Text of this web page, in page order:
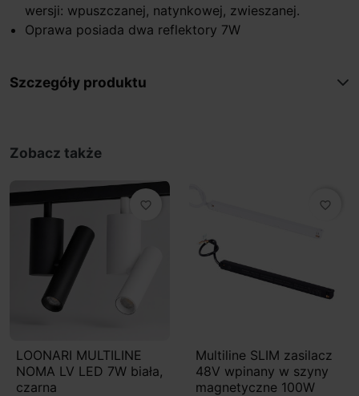
wersji: wpuszczanej, natynkowej, zwieszanej.
Oprawa posiada dwa reflektory 7W
Szczegóły produktu
Zobacz także
favorite_border
LOONARI MULTILINE
NOMA LV LED 7W biała,
czarna
favorite_border
Multiline SLIM zasilacz
48V wpinany w szyny
magnetyczne 100W